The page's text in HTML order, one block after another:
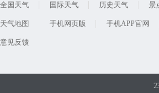
全国天气 国际天气 历史天气 景
天气地图 手机网页版 手机APP官网
意见反馈